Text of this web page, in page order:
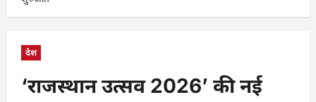
देश
‘राजस्थान उत्सव 2026’ की नई